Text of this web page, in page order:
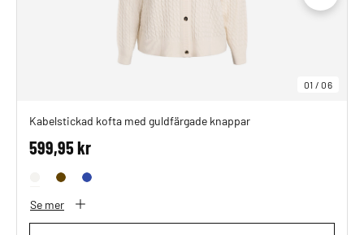
01 /06
Kabelstickad kofta med guldfärgade knappar
599,95 kr
Se mer